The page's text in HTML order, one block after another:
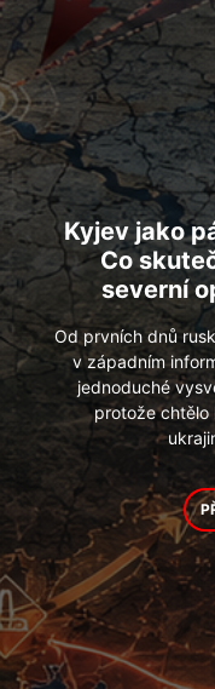
Kyjevjako
Co
severní
Od prvních dnů
v západním
jednoduché
protože chtělo